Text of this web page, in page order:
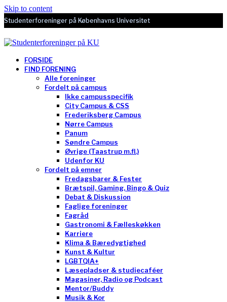
Skip to content
Studenterforeninger på Københavns Universitet
FORSIDE
FIND FORENING
Alle foreninger
Fordelt på campus
Ikke campusspecifik
City Campus & CSS
Frederiksberg Campus
Nørre Campus
Panum
Søndre Campus
Øvrige (Taastrup m.fl.)
Udenfor KU
Fordelt på emner
Fredagsbarer & Fester
Brætspil, Gaming, Bingo & Quiz
Debat & Diskussion
Faglige foreninger
Fagråd
Gastronomi & Fælleskøkken
Karriere
Klima & Bæredygtighed
Kunst & Kultur
LGBTQIA+
Læsepladser & studiecaféer
Magasiner, Radio og Podcast
Mentor/Buddy
Musik & Kor